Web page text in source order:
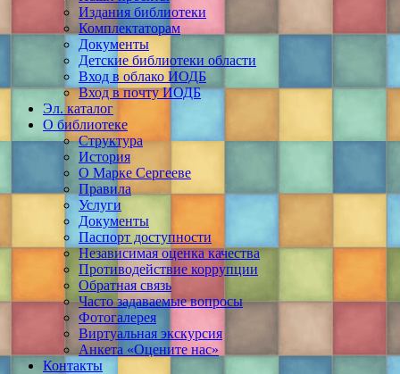
Издания библиотеки
Комплектаторам
Документы
Детские библиотеки области
Вход в облако ИОДБ
Вход в почту ИОДБ
Эл. каталог
О библиотеке
Структура
История
О Марке Сергееве
Правила
Услуги
Документы
Паспорт доступности
Независимая оценка качества
Противодействие коррупции
Обратная связь
Часто задаваемые вопросы
Фотогалерея
Виртуальная экскурсия
Анкета «Оцените нас»
Контакты